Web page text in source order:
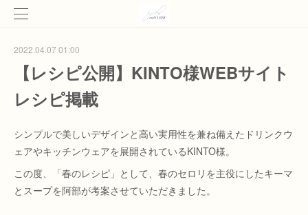
2022.04.07 01:00
【レシピ公開】KINTO様WEBサイト
レシピ掲載
シンプルで美しいデザインと高い実用性を兼ね備えたドリンクウ
ェアやキッチンウェアを展開されているKINTO様。
この度、「春のレシピ」として、春のセロリを主役にしたキーマ
とスープを阿部が考案させていただきました。